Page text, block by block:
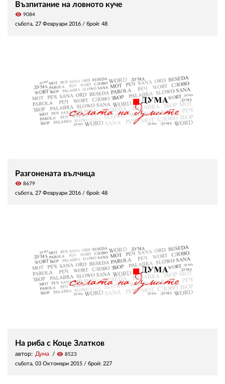
Възпитание на ловното куче
visibility 9084
събота, 27 Февруари 2016 / брой: 48
Разгонената вълчица
visibility 8679
събота, 27 Февруари 2016 / брой: 48
На риба с Коце Златков
автор: Дума visibility 8523
събота, 03 Октомври 2015 / брой: 227